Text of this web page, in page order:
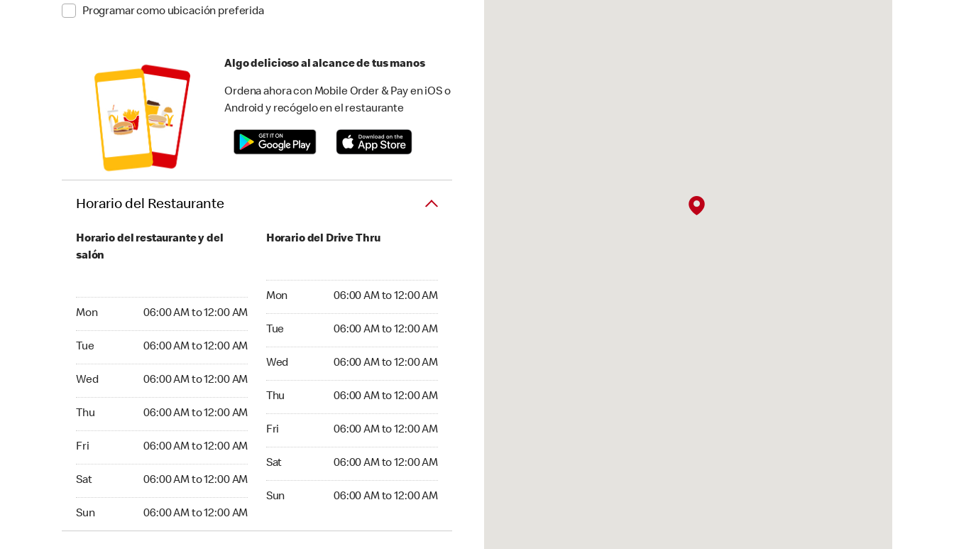
Programar como ubicación preferida
Algo delicioso al alcance de tus manos
Ordena ahora con Mobile Order & Pay en iOS o
Android y recógelo en el restaurante
Horario del Restaurante
Horario del restaurante y del
salón
Mon 06:00 AM to 12:00 AM
Tue 06:00 AM to 12:00 AM
Wed 06:00 AM to 12:00 AM
Thu 06:00 AM to 12:00 AM
Fri 06:00 AM to 12:00 AM
Sat 06:00 AM to 12:00 AM
Sun 06:00 AM to 12:00 AM
Horario del Drive Thru
Mon 06:00 AM to 12:00 AM
Tue 06:00 AM to 12:00 AM
Wed 06:00 AM to 12:00 AM
Thu 06:00 AM to 12:00 AM
Fri 06:00 AM to 12:00 AM
Sat 06:00 AM to 12:00 AM
Sun 06:00 AM to 12:00 AM